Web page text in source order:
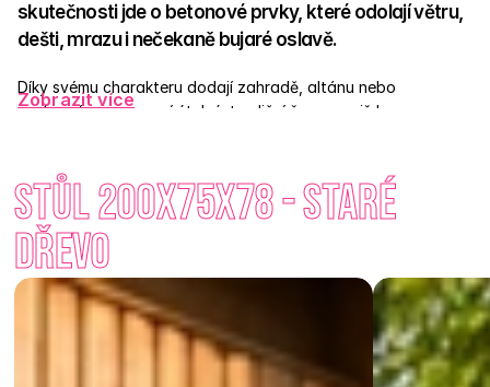
skutečnosti jde o betonové prvky, které odolají větru,
dešti, mrazu i nečekaně bujaré oslavě.
Díky svému charakteru dodají zahradě, altánu nebo
venkovnímu posezení útulný, tradiční šmrnc, aniž by
kouzlo spočívá právě v dojmu opotřebovaného starého
dřeva. Skvěle ladí s dalšími prvky řady Staré dřevo, takže si
snadno vytvoříš kompletní designově sladěný exteriér.
Staré dřevo, nové pohodlí. Dopřej si lavici a stůl, které vydrží
– a přitom vypadají, jako by s tebou žily odjakživa.
Zobrazit více
Stůl 200x75x78 - Staré
dřevo